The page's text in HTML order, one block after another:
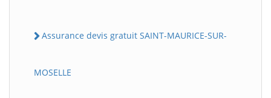
Assurance devis gratuit SAINT-MAURICE-SUR-
MOSELLE